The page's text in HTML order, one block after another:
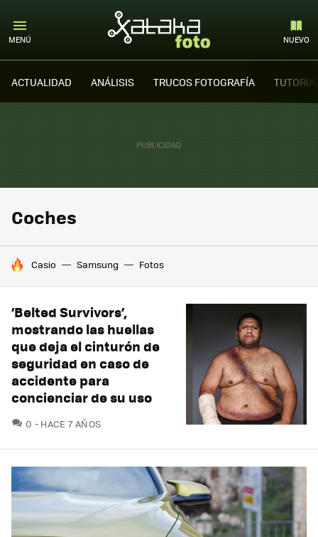
MENÚ NUEVO
ACTUALIDAD ANÁLISIS TRUCOS FOTOGRAFÍA
Coches
HOY SE HABLA DE
Casio Samsung Fotos
‘Belted Survivors’,
mostrando las huellas
que deja el cinturón de
seguridad en caso de
accidente para
concienciar de su uso
0 COMENTARIOS
HACE 7 AÑOS